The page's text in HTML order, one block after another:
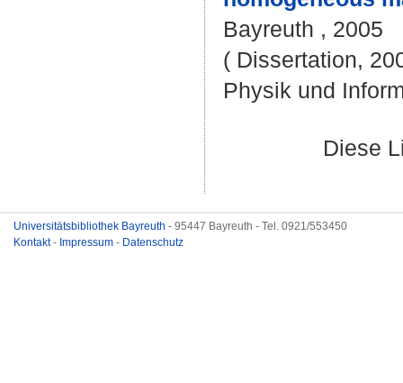
Bayreuth , 2005
( Dissertation,
Physik und
Diese
Universitätsbibliothek Bayreuth - 95447 Bayreuth - Tel. 0921/553450
Kontakt- Impressum - Datenschutz